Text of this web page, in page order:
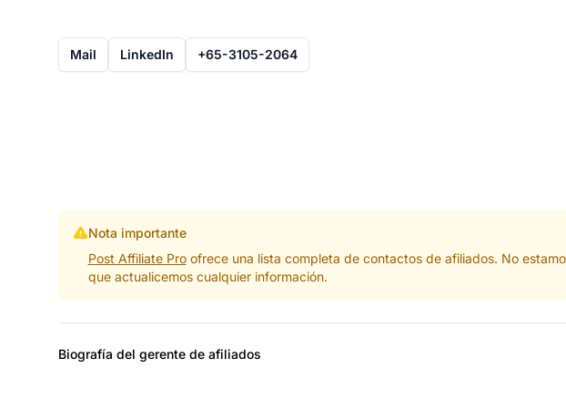
Mail LinkedIn +65-3105-2064
Nota importante
Post Affiliate Proofrece una lista completa de contactos de afiliados. No
que actualicemos cualquier información.
Biografía del gerente de afiliados